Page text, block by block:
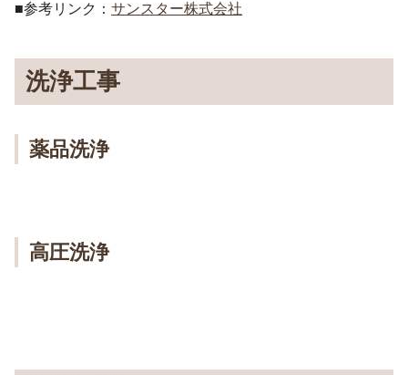
■参考リンク： サンスター株式会社
洗浄工事
薬品洗浄
高圧洗浄